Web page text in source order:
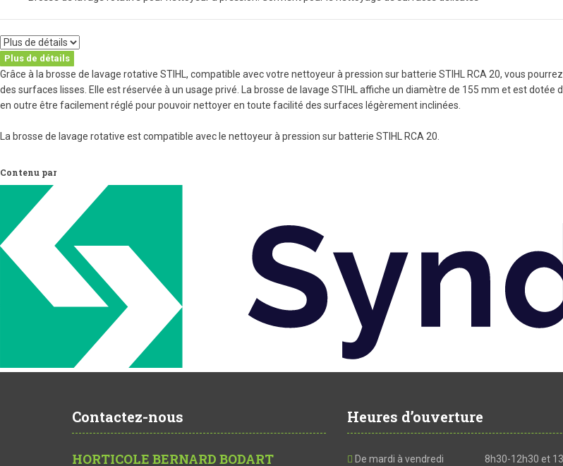
Plus de détails
Grâce à la brosse de lavage rotative STIHL, compatible avec votre nettoyeur à pression sur batterie STIHL RCA 20, vous
des surfaces lisses. Elle est réservée à un usage privé. La brosse de lavage STIHL affiche un diamètre de 155 mm et est
en outre être facilement réglé pour pouvoir nettoyer en toute facilité des surfaces légèrement inclinées.
La brosse de lavage rotative est compatible avec le nettoyeur à pression sur batterie STIHL RCA 20.
Contenu par
Contactez-nous
HORTICOLE BERNARD BODART
Heures d’ouverture
De mardi à vendredi 8h30-12h30 et